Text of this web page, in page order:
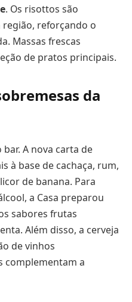
. Os risottos são
reforçando o
Massas frescas
de pratos principais.
da
A nova carta de
à base de cachaça, rum,
de banana. Para
a Casa preparou
sabores frutas
Além disso, a cerveja
de vinhos
complementam a